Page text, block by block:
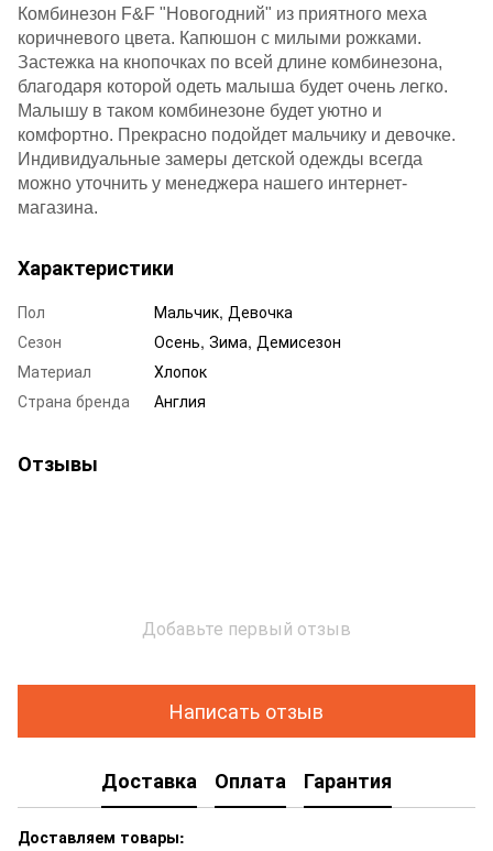
Комбинезон F&F "Новогодний" из приятного меха
коричневого цвета. Капюшон с милыми рожками.
Застежка на кнопочках по всей длине комбинезона,
благодаря которой одеть малыша будет очень легко.
Малышу в таком комбинезоне будет уютно и
комфортно. Прекрасно подойдет мальчику и девочке.
Индивидуальные замеры детской одежды всегда
можно уточнить у менеджера нашего интернет-
магазина.
Характеристики
Пол
Мальчик, Девочка
Сезон
Осень, Зима, Демисезон
Материал
Хлопок
Страна бренда
Англия
Отзывы
Добавьте первый отзыв
Написать отзыв
Доставка Оплата Гарантия
Доставляем товары: